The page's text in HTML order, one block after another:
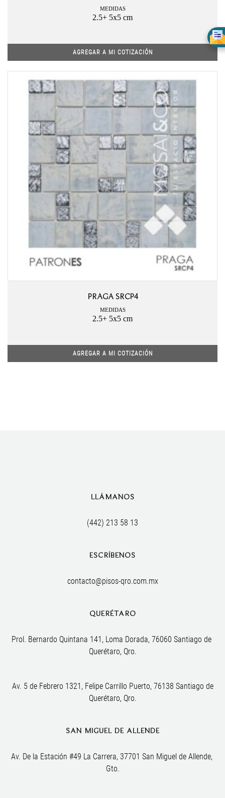
MEDIDAS
2.5+ 5x5 cm
AGREGAR A MI COTIZACIÓN
PRAGA SRCP4
MEDIDAS
2.5+ 5x5 cm
AGREGAR A MI COTIZACIÓN
LLÁMANOS
(442) 213 58 13
ESCRÍBENOS
contacto@pisos-qro.com.mx
QUERÉTARO
Prol. Bernardo Quintana 141, Loma Dorada, 76060 Santiago de
Querétaro, Qro.
Av. 5 de Febrero 1321, Felipe Carrillo Puerto, 76138 Santiago de
Querétaro, Qro.
SAN MIGUEL DE ALLENDE
Av. De la Estación #49 La Carrera, 37701 San Miguel de Allende,
Gto.